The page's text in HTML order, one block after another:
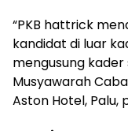
“PKB hattrick
kandidat di luar
mengusung kader
Musyawarah
Aston Hotel, Palu,